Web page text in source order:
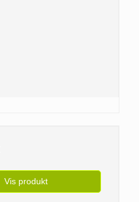
Vis produkt